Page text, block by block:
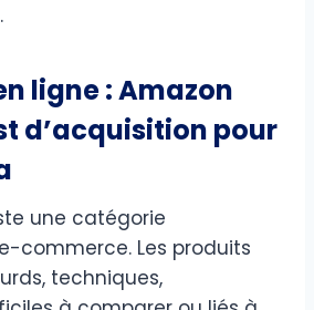
ligne : Amazon
d’acquisition pour
une catégorie
commerce. Les produits
techniques,